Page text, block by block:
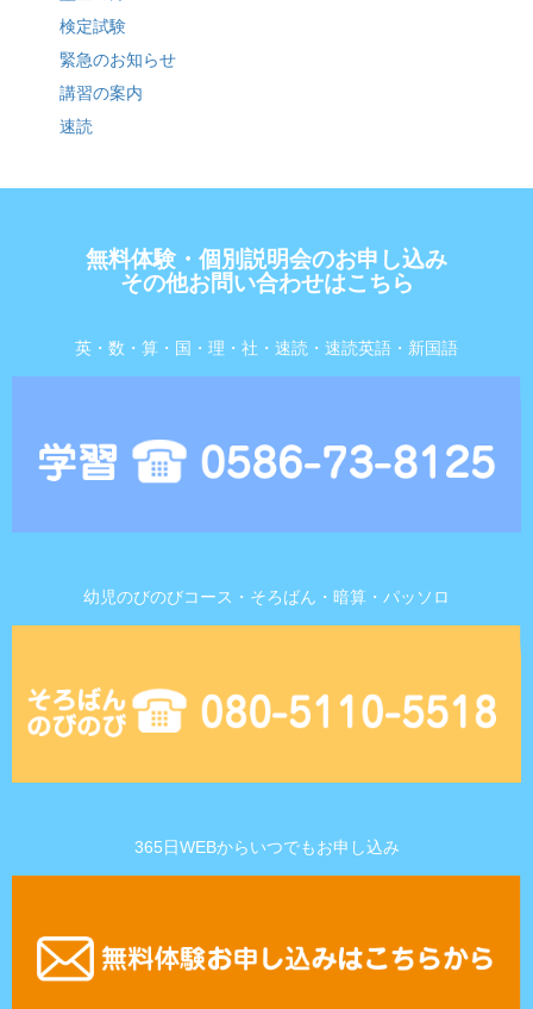
検定試験
緊急のお知らせ
講習の案内
速読
無料体験・個別説明会のお申し込み
その他お問い合わせはこちら
英・数・算・国・理・社・速読・速読英語・新国語
幼児のびのびコース・そろばん・暗算・パッソロ
365日WEBからいつでもお申し込み